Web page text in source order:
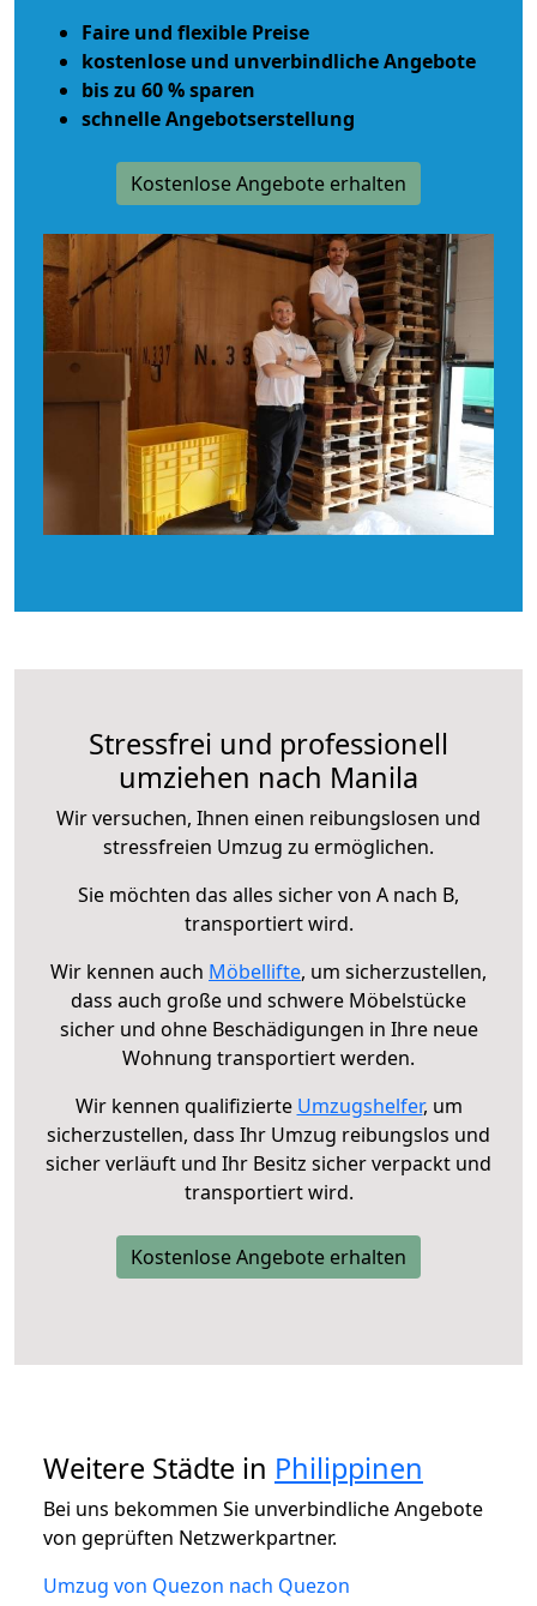
Faire und flexible Preise
kostenlose und unverbindliche Angebote
bis zu 60 % sparen
schnelle Angebotserstellung
Kostenlose Angebote erhalten
Stressfrei und professionell
umziehen nach Manila
Wir versuchen, Ihnen einen reibungslosen und
stressfreien Umzug zu ermöglichen.
Sie möchten das alles sicher von A nach B,
transportiert wird.
Wir kennen auch Möbellifte, um sicherzustellen,
dass auch große und schwere Möbelstücke
sicher und ohne Beschädigungen in Ihre neue
Wohnung transportiert werden.
Wir kennen qualifizierte Umzugshelfer, um
sicherzustellen, dass Ihr Umzug reibungslos und
sicher verläuft und Ihr Besitz sicher verpackt und
transportiert wird.
Kostenlose Angebote erhalten
Weitere Städte in Philippinen
Bei uns bekommen Sie unverbindliche Angebote
von geprüften Netzwerkpartner.
Umzug von Quezon nach Quezon